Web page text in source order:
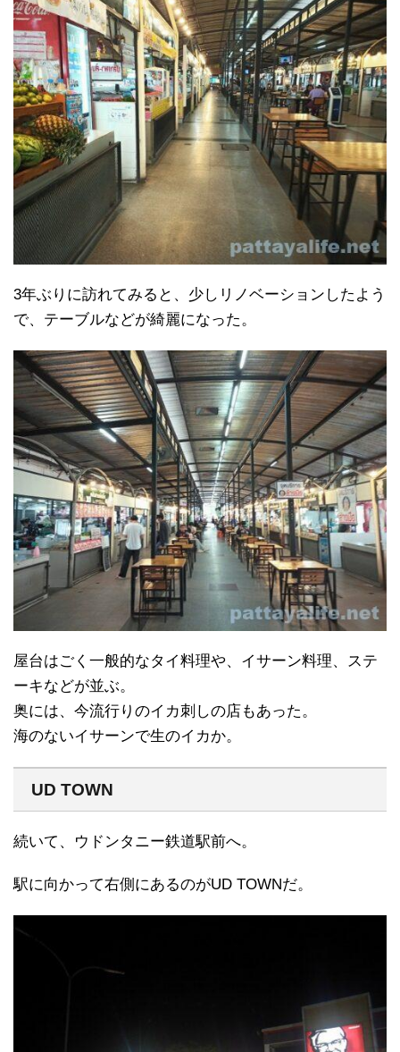
3年ぶりに訪れてみると、少しリノベーションしたよう
で、テーブルなどが綺麗になった。
屋台はごく一般的なタイ料理や、イサーン料理、ステ
ーキなどが並ぶ。
奥には、今流行りのイカ刺しの店もあった。
海のないイサーンで生のイカか。
UD TOWN
続いて、ウドンタニー鉄道駅前へ。
駅に向かって右側にあるのがUD TOWNだ。